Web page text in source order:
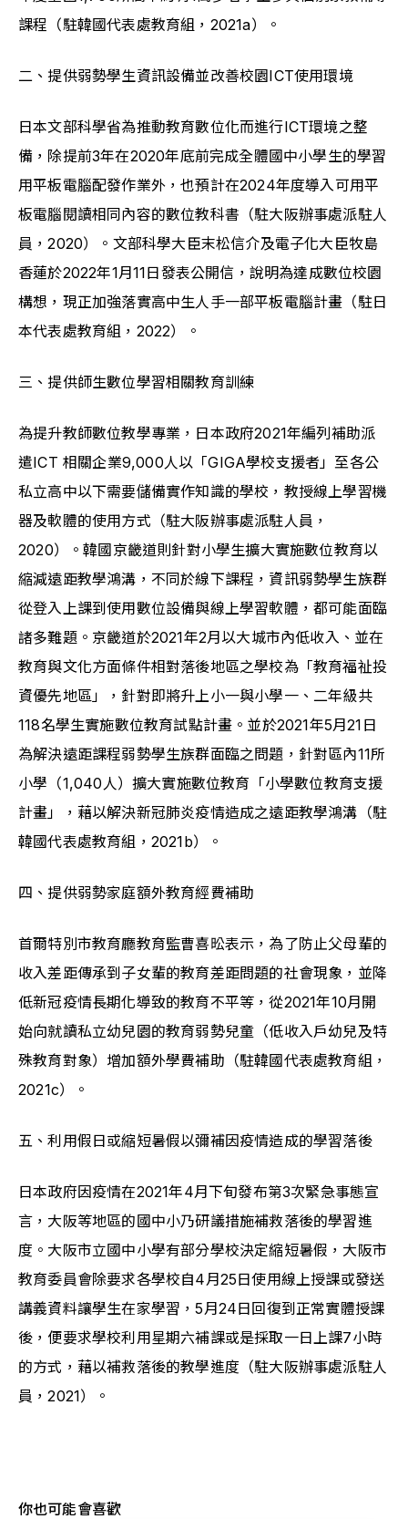
課程（駐韓國代表處教育組，2021a）。
二、提供弱勢學生資訊設備並改善校園ICT使用環境
日本文部科學省為推動教育數位化而進行ICT環境之整
備，除提前3年在2020年底前完成全體國中小學生的學習
用平板電腦配發作業外，也預計在2024年度導入可用平
板電腦閱讀相同內容的數位教科書（駐大阪辦事處派駐人
員，2020）。文部科學大臣末松信介及電子化大臣牧島
香蓮於2022年1月11日發表公開信，說明為達成數位校園
構想，現正加強落實高中生人手一部平板電腦計畫（駐日
本代表處教育組，2022）。
三、提供師生數位學習相關教育訓練
為提升教師數位教學專業，日本政府2021年編列補助派
遣ICT 相關企業9,000人以「GIGA學校支援者」至各公
私立高中以下需要儲備實作知識的學校，教授線上學習機
器及軟體的使用方式（駐大阪辦事處派駐人員，
2020）。韓國京畿道則針對小學生擴大實施數位教育以
縮減遠距教學鴻溝，不同於線下課程，資訊弱勢學生族群
從登入上課到使用數位設備與線上學習軟體，都可能面臨
諸多難題。京畿道於2021年2月以大城市內低收入、並在
教育與文化方面條件相對落後地區之學校為「教育福祉投
資優先地區」，針對即將升上小一與小學一、二年級共
118名學生實施數位教育試點計畫。並於2021年5月21日
為解決遠距課程弱勢學生族群面臨之問題，針對區內11所
小學（1,040人）擴大實施數位教育「小學數位教育支援
計畫」，藉以解決新冠肺炎疫情造成之遠距教學鴻溝（駐
韓國代表處教育組，2021b）。
四、提供弱勢家庭額外教育經費補助
首爾特別市教育廳教育監曹喜昖表示，為了防止父母輩的
收入差距傳承到子女輩的教育差距問題的社會現象，並降
低新冠疫情長期化導致的教育不平等，從2021年10月開
始向就讀私立幼兒園的教育弱勢兒童（低收入戶幼兒及特
殊教育對象）增加額外學費補助（駐韓國代表處教育組，
2021c）。
五、利用假日或縮短暑假以彌補因疫情造成的學習落後
日本政府因疫情在2021年4月下旬發布第3次緊急事態宣
言，大阪等地區的國中小乃研議措施補救落後的學習進
度。大阪市立國中小學有部分學校決定縮短暑假，大阪市
教育委員會除要求各學校自4月25日使用線上授課或發送
講義資料讓學生在家學習，5月24日回復到正常實體授課
後，便要求學校利用星期六補課或是採取一日上課7小時
的方式，藉以補救落後的教學進度（駐大阪辦事處派駐人
員，2021）。
你也可能會喜歡